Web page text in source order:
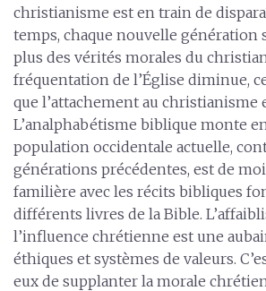
christianisme est en train de
temps, chaque nouvelle génération
plus des vérités morales du
fréquentation de l’Église diminue,
que l’attachement au christianisme
L’analphabétisme biblique monte
population occidentale actuelle,
générations précédentes, est de
familière avec les récits bibliques
différents livres de la Bible.
l’influence chrétienne est une
éthiques et systèmes de valeurs.
eux de supplanter la morale